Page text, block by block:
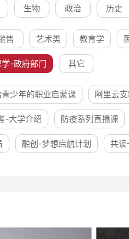
生物 政治 历史
售 艺术类 教育学
-政府部门 其它
青少年的职业启蒙课 阿里云
-大学介绍 防疫系列直播课
融创-梦想启航计划 共读